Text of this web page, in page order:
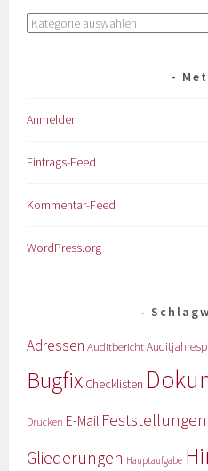
Anmelden
Eintrags-Feed
Kommentar-Feed
WordPress.org
Adressen Auditbericht
Bugfix Checklisten
Drucken E-Mail Feststellungen
Gliederungen Hauptaufgabe